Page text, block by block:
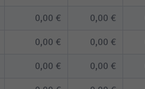
0,00 € 0,00 €
0,00 € 0,00 €
0,00 € 0,00 €